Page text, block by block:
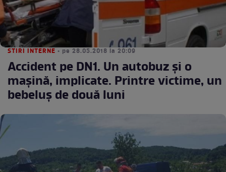
STIRI INTERNE • pe 28.05.2018 la 20:09
Accident pe DN1. Un autobuz şi o
maşină, implicate. Printre victime, un
bebeluş de două luni